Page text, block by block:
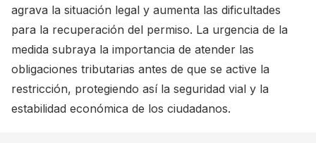
agrava la situación legal y aumenta las dificultades
para la recuperación del permiso. La urgencia de la
medida subraya la importancia de atender las
obligaciones tributarias antes de que se active la
restricción, protegiendo así la seguridad vial y la
estabilidad económica de los ciudadanos.